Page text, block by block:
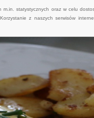
statystycznych oraz w celu
z naszych serwisów